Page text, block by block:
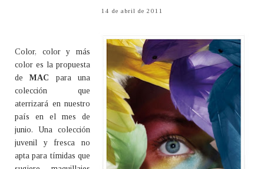
14 de abril de 2011
Color, color y más
color es la propuesta
deMAC para una
colección que
aterrizará en nuestro
país en el mes de
junio. Una colección
juvenil y fresca no
apta para tímidas que